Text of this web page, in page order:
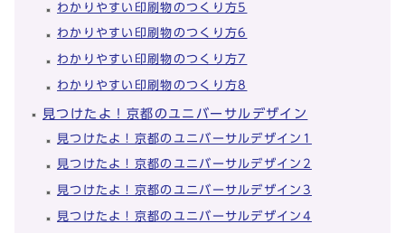
わかりやすい印刷物のつくり方5
わかりやすい印刷物のつくり方6
わかりやすい印刷物のつくり方7
わかりやすい印刷物のつくり方8
見つけたよ！京都のユニバーサルデザイン
見つけたよ！京都のユニバーサルデザイン1
見つけたよ！京都のユニバーサルデザイン2
見つけたよ！京都のユニバーサルデザイン3
見つけたよ！京都のユニバーサルデザイン4